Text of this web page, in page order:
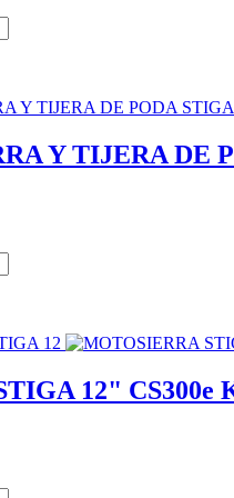
Y TIJERA DE
12" CS300e